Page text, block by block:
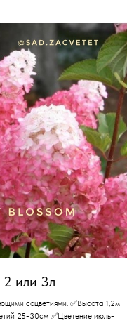
2 или 3л
соцветиями. ✅Высота 1,2м
25-30см ✅Цветение июль-